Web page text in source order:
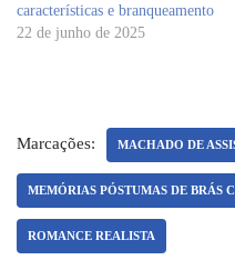
características e branqueamento
22 de junho de 2025
Marcações: MACHADO DE
MEMÓRIAS PÓSTUMAS DE BRÁS
ROMANCE REALISTA